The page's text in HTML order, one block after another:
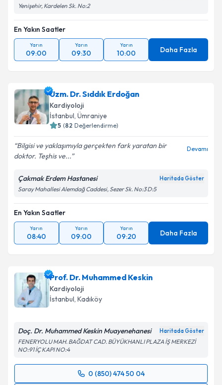
Yenişehir, Kardelen Sk. No:2
En Yakın Saatler
Yarın
09:00
Yarın
09:30
Yarın
10:00 Daha Fazla
Uzm. Dr. Sıddık Erdoğan
Kardiyoloji
İstanbul, Ümraniye
5 (82 Değerlendirme)
Bilgisi ve yaklaşımıyla gerçekten fark yaratan bir
doktor. Teşhis ve...
Devamı
Çakmak Erdem Hastanesi Haritada Göster
Saray Mahallesi Alemdağ Caddesi, Sezer Sk. No:3 D:5
En Yakın Saatler
Yarın
08:40
Yarın
09:00
Yarın
09:20 Daha Fazla
Prof. Dr. Muhammed Keskin
Kardiyoloji
İstanbul, Kadıköy
Doç. Dr. Muhammed Keskin Muayenehanesi Haritada Göster
FENERYOLU MAH. BAĞDAT CAD. BÜYÜKHANLI PLAZA İŞ MERKEZİ
NO:91 İÇ KAPI NO:4
0 (850) 474 50 04
Randevu Takvimi Talebi